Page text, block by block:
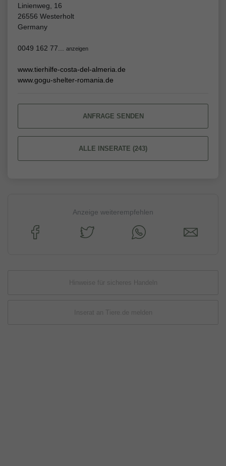
Linienweg, 16
26556 Westerholt
Germany
0049 162 77... anzeigen
www.tierhilfe-costa-del-almeria.de
www.gogu-shelter-romania.de
ANFRAGE SENDEN
ALLE INSERATE (243)
Anzeige weiterempfehlen
Hinweise für sicheres Handeln
Inserat an Tiere.de melden